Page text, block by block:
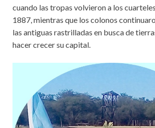
cuando las tropas volvieron a los
1887, mientras que los colonos
las antiguas rastrilladas en busca de
hacer crecer su capital.